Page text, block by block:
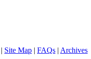
| Site Map | FAQs | Archives